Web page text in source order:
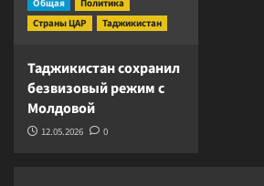
Общая
Политика
Страны ЦАР
Таджикистан
Таджикистан сохранил
безвизовый режим с
Молдовой
12.05.2026 0